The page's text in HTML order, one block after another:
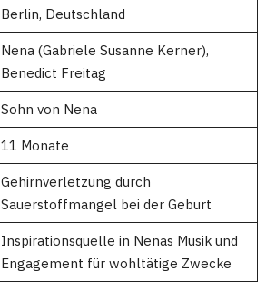
Berlin, Deutschland
Nena (Gabriele Susanne Kerner),
Benedict Freitag
Sohn von Nena
11 Monate
Gehirnverletzung durch
Sauerstoffmangel bei der Geburt
Inspirationsquelle in Nenas Musik und
Engagement für wohltätige Zwecke